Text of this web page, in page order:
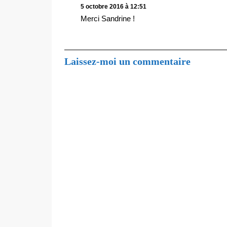
5 octobre 2016 à 12:51
Merci Sandrine !
Laissez-moi un commentaire